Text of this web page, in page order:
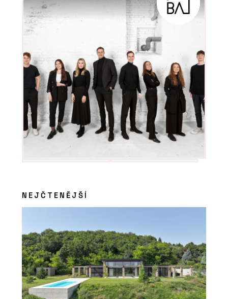
PRODUKTY
Akustické podhledy Rigiton - Rigips
NEJČTENĚJŠÍ